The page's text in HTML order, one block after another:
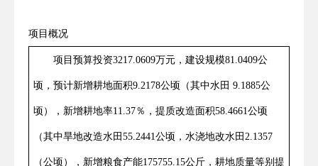
项目概况
项目预算投资3217.0609万元，建设规模81.0409公
顷，预计新增耕地面积9.2178公顷（其中水田 9.1885公
顷），新增耕地率11.37％，提质改造面积58.4661公顷
（其中旱地改造水田55.2441公顷，水浇地改水田2.1357
（公顷），新增粮食产能175755.15公斤，耕地质量等别提